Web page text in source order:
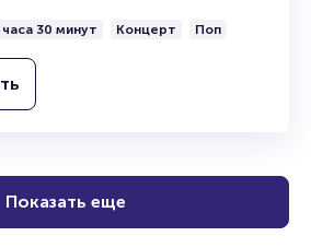
часа 30 минут Концерт Поп
Показать еще